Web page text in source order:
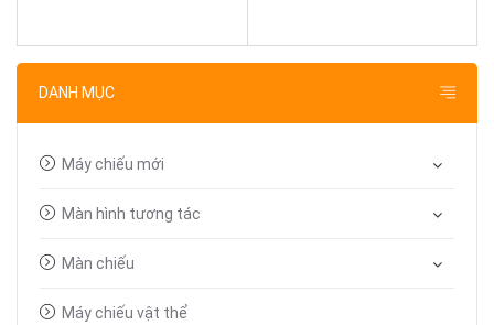
DANH MỤC
Máy chiếu mới
Màn hình tương tác
Màn chiếu
Máy chiếu vật thể